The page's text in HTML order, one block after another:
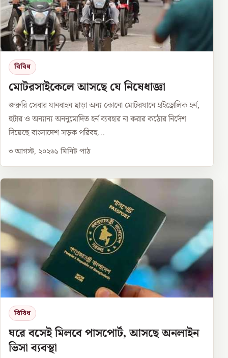
বিবিধ
মোটরসাইকেলে আসছে যে নিষেধাজ্ঞা
জরুরি সেবার যানবাহন ছাড়া অন্য কোনো মোটরযানে হাইড্রোলিক হর্ন,
হুটার ও অন্যান্য অননুমোদিত হর্ন ব্যবহার না করার কঠোর নির্দেশ
দিয়েছে বাংলাদেশ সড়ক পরিবহ...
৩ আগস্ট, ২০২৬১ মিনিট পাঠ
বিবিধ
ঘরে বসেই মিলবে পাসপোর্ট, আসছে অনলাইন
ভিসা ব্যবস্থা